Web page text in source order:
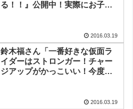
る！！』公開中！実際にお子さ
2016.03.19
鈴木福さん「一番好きな仮面ラ
イダーはストロンガー！チャー
ジアップがかっこいい！今度の1
2016.03.19